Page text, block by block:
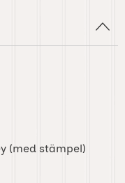
(med stämpel)